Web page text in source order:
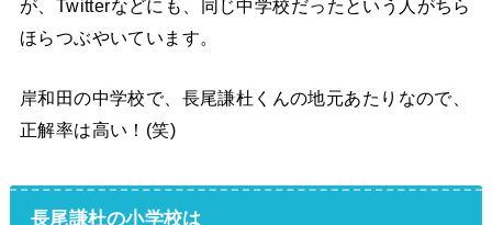
が、Twitterなどにも、同じ中学校だったという人がちら
ほらつぶやいています。
岸和田の中学校で、長尾謙杜くんの地元あたりなので、
正解率は高い！(笑)
長尾謙杜の小学校は